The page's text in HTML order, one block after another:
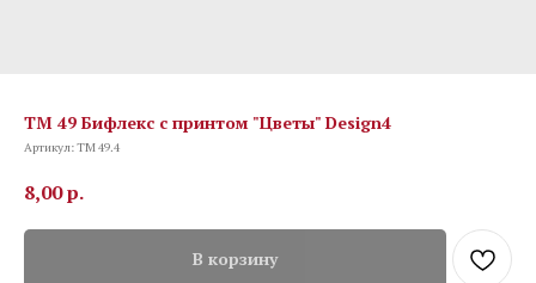
TM 49 Бифлекс с принтом "Цветы" Design4
Артикул:TM 49.4
8,00р.
В корзину